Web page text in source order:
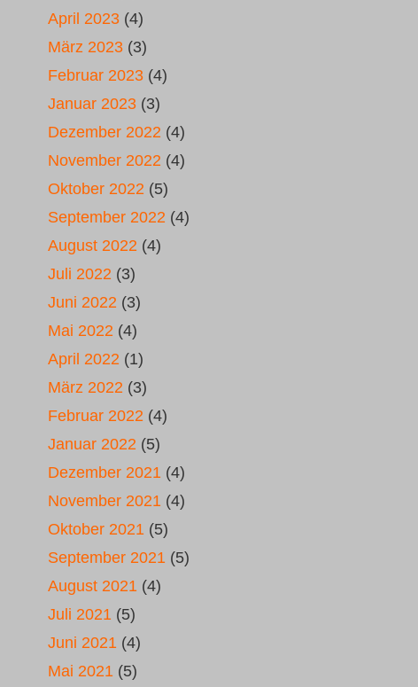
April 2023 (4)
März 2023 (3)
Februar 2023 (4)
Januar 2023 (3)
Dezember 2022 (4)
November 2022 (4)
Oktober 2022 (5)
September 2022 (4)
August 2022 (4)
Juli 2022 (3)
Juni 2022 (3)
Mai 2022 (4)
April 2022 (1)
März 2022 (3)
Februar 2022 (4)
Januar 2022 (5)
Dezember 2021 (4)
November 2021 (4)
Oktober 2021 (5)
September 2021 (5)
August 2021 (4)
Juli 2021 (5)
Juni 2021 (4)
Mai 2021 (5)